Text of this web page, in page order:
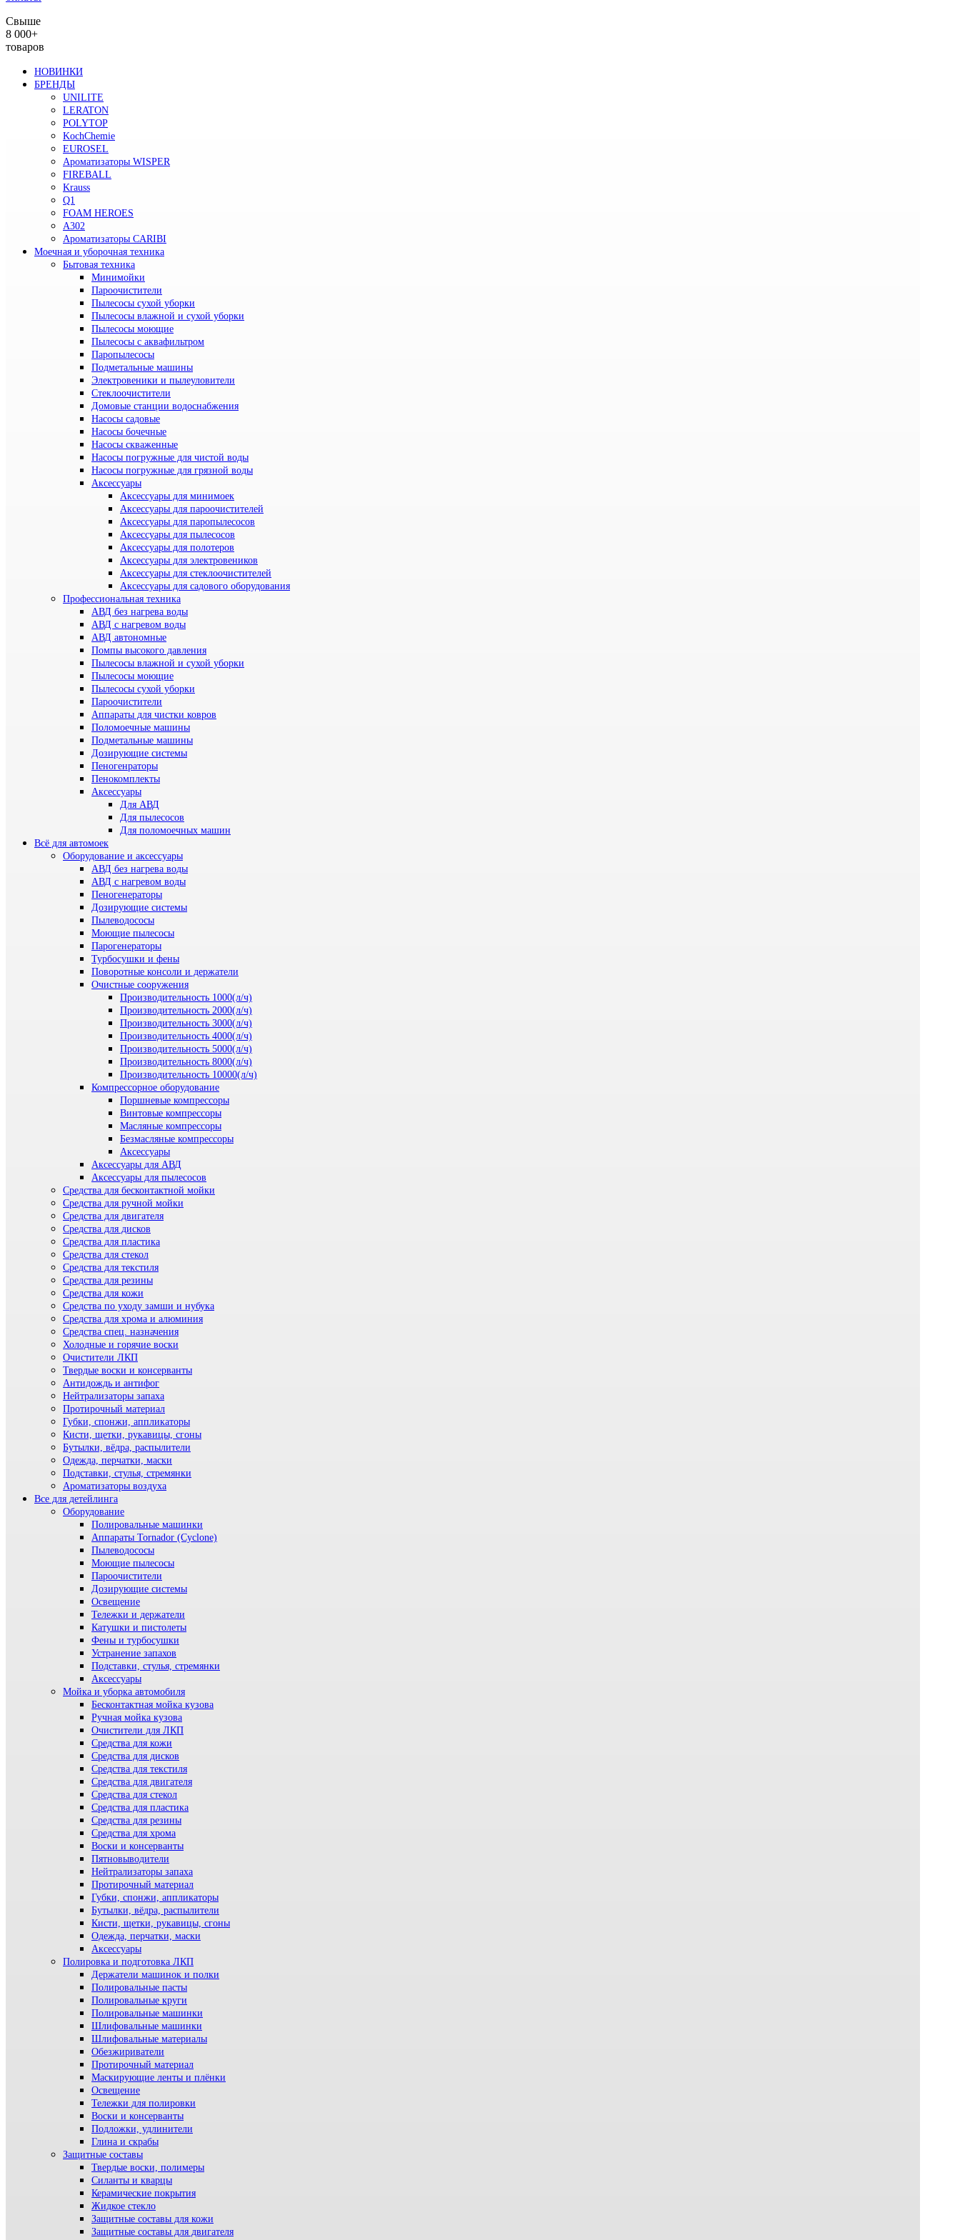
Свыше
8 000+
товаров
НОВИНКИ
БРЕНДЫ
UNILITE
LERATON
POLYTOP
KochChemie
EUROSEL
Ароматизаторы WISPER
FIREBALL
Krauss
Q1
FOAM HEROES
A302
Ароматизаторы CARIBI
Моечная и уборочная техника
Бытовая техника
Минимойки
Пароочистители
Пылесосы сухой уборки
Пылесосы влажной и сухой уборки
Пылесосы моющие
Пылесосы с аквафильтром
Паропылесосы
Подметальные машины
Электровеники и пылеуловители
Стеклоочистители
Домовые станции водоснабжения
Насосы садовые
Насосы бочечные
Насосы скваженные
Насосы погружные для чистой воды
Насосы погружные для грязной воды
Аксессуары
Аксессуары для минимоек
Аксессуары для пароочистителей
Аксессуары для паропылесосов
Аксессуары для пылесосов
Аксессуары для полотеров
Аксессуары для электровеников
Аксессуары для стеклоочистителей
Аксессуары для садового оборудования
Профессиональная техника
АВД без нагрева воды
АВД с нагревом воды
АВД автономные
Помпы высокого давления
Пылесосы влажной и сухой уборки
Пылесосы моющие
Пылесосы сухой уборки
Пароочистители
Аппараты для чистки ковров
Поломоечные машины
Подметальные машины
Дозирующие системы
Пеногенраторы
Пенокомплекты
Аксессуары
Для АВД
Для пылесосов
Для поломоечных машин
Всё для автомоек
Оборудование и аксессуары
АВД без нагрева воды
АВД с нагревом воды
Пеногенераторы
Дозирующие системы
Пылеводососы
Моющие пылесосы
Парогенераторы
Турбосушки и фены
Поворотные консоли и держатели
Очистные сооружения
Производительность 1000(л/ч)
Производительность 2000(л/ч)
Производительность 3000(л/ч)
Производительность 4000(л/ч)
Производительность 5000(л/ч)
Производительность 8000(л/ч)
Производительность 10000(л/ч)
Компрессорное оборудование
Поршневые компрессоры
Винтовые компрессоры
Масляные компрессоры
Безмасляные компрессоры
Аксессуары
Аксессуары для АВД
Аксессуары для пылесосов
Средства для бесконтактной мойки
Средства для ручной мойки
Средства для двигателя
Средства для дисков
Средства для пластика
Средства для стекол
Средства для текстиля
Средства для резины
Средства для кожи
Средства по уходу замши и нубука
Средства для хрома и алюминия
Средства спец. назначения
Холодные и горячие воски
Очистители ЛКП
Твердые воски и консерванты
Антидождь и антифог
Нейтрализаторы запаха
Протирочный материал
Губки, спонжи, аппликаторы
Кисти, щетки, рукавицы, сгоны
Бутылки, вёдра, распылители
Одежда, перчатки, маски
Подставки, стулья, стремянки
Ароматизаторы воздуха
Все для детейлинга
Оборудование
Полировальные машинки
Аппараты Tornador (Cyclone)
Пылеводососы
Моющие пылесосы
Пароочистители
Дозирующие системы
Освещение
Тележки и держатели
Катушки и пистолеты
Фены и турбосушки
Устранение запахов
Подставки, стулья, стремянки
Аксессуары
Мойка и уборка автомобиля
Бесконтактная мойка кузова
Ручная мойка кузова
Очистители для ЛКП
Средства для кожи
Средства для дисков
Средства для текстиля
Средства для двигателя
Средства для стекол
Средства для пластика
Средства для резины
Средства для хрома
Воски и консерванты
Пятновыводители
Нейтрализаторы запаха
Протирочный материал
Губки, спонжи, аппликаторы
Бутылки, вёдра, распылители
Кисти, щетки, рукавицы, сгоны
Одежда, перчатки, маски
Аксессуары
Полировка и подготовка ЛКП
Держатели машинок и полки
Полировальные пасты
Полировальные круги
Полировальные машинки
Шлифовальные машинки
Шлифовальные материалы
Обезжириватели
Протирочный материал
Маскирующие ленты и плёнки
Освещение
Тележки для полировки
Воски и консерванты
Подложки, удлинители
Глина и скрабы
Защитные составы
Твердые воски, полимеры
Силанты и кварцы
Керамические покрытия
Жидкое стекло
Защитные составы для кожи
Защитные составы для двигателя